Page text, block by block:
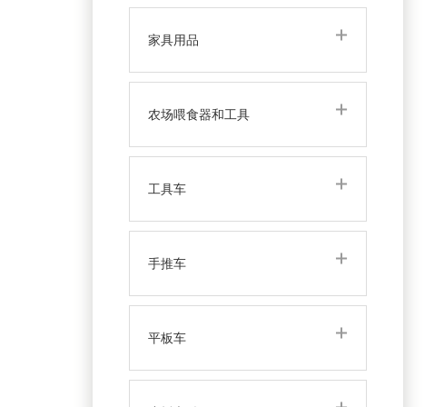
家具用品
农场喂食器和工具
工具车
手推车
平板车